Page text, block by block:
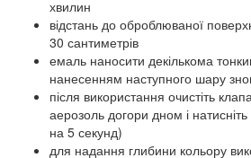
хвилин
відстань до оброблюваної
30 сантиметрів
емаль наносити декількома
нанесенням наступного шару
після використання очистіть
аерозоль догори дном і
на 5 секунд)
для надання глибини кольору